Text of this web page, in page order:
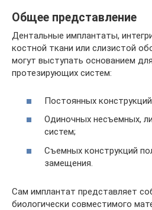
Общее представление
Дентальные имплантаты,
костной ткани или слизистой
могут выступать основанием
протезирующих систем:
Постоянных
Одиночных несъемных,
систем;
Съемных конструкций
замещения.
Сам имплантат представляет
биологически совместимого